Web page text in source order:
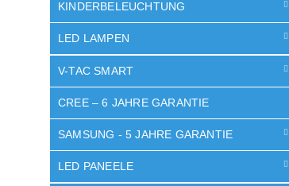
KINDERBELEUCHTUNG
LED LAMPEN
V-TAC SMART
CREE – 6 JAHRE GARANTIE
SAMSUNG - 5 JAHRE GARANTIE
LED PANEELE